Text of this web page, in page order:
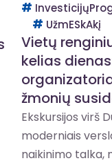
UžmESkAkį
Vietų
kelias
žmonių
Ekskursijos virš
moderniais
naikinimo talka,